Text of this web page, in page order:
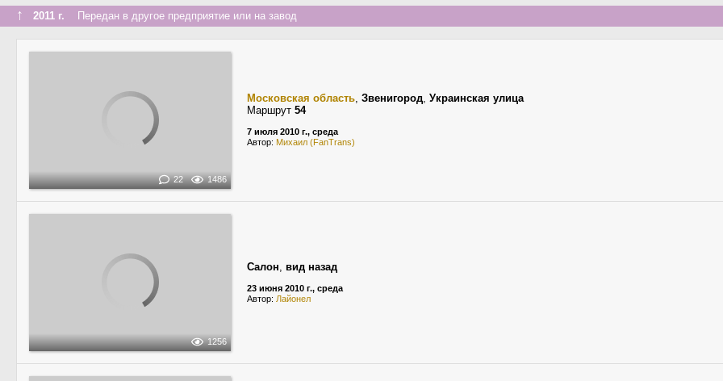
↑ 2011 г. Передан в другое предприятие или на завод
22 1486
Московская область, Звенигород, Украинская улица
Маршрут 54
7 июля 2010 г., среда
Автор: Михаил (FanTrans)
1256
Салон, вид назад
23 июня 2010 г., среда
Автор: Лайонел